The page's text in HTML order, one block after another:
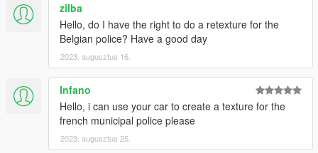
zilba
Hello, do I have the right to do a retexture for the
Belgian police? Have a good day
2023. augusztus 16.
Infano
Hello, i can use your car to create a texture for the
french municipal police please
2023. augusztus 25.